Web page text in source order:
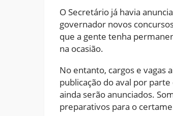
O Secretário já havia
governador novos
que a gente tenha
na ocasião.
No entanto, cargos e vagas
publicação do aval por
ainda serão anunciados.
preparativos para o